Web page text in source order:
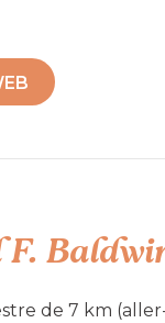
inclusivement
2022
de 7 km